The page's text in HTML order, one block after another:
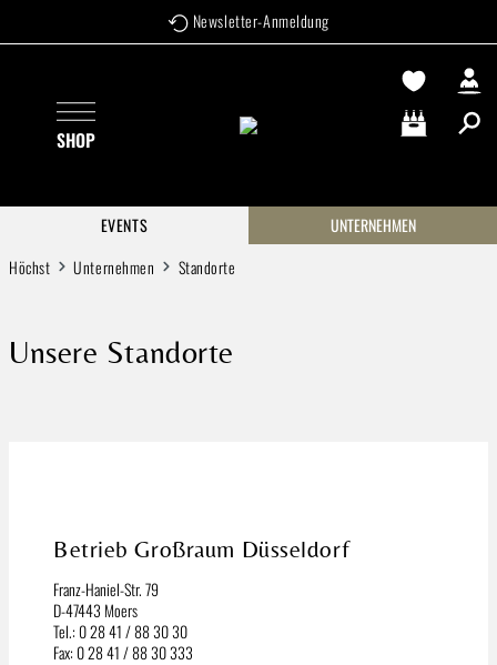
Zum Hauptinhalt springen Newsletter-Anmeldung
SHOP Warenkorb
EVENTS
UNTERNEHMEN
Höchst
Unternehmen Standorte
Unsere Standorte
Betrieb Großraum Düsseldorf
Franz-Haniel-Str. 79
D-47443 Moers
Tel.: 0 28 41 / 88 30 30
Fax: 0 28 41 / 88 30 333